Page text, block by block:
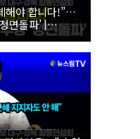
해야 합니다!”…
면돌파’ |
표·최고위원 후